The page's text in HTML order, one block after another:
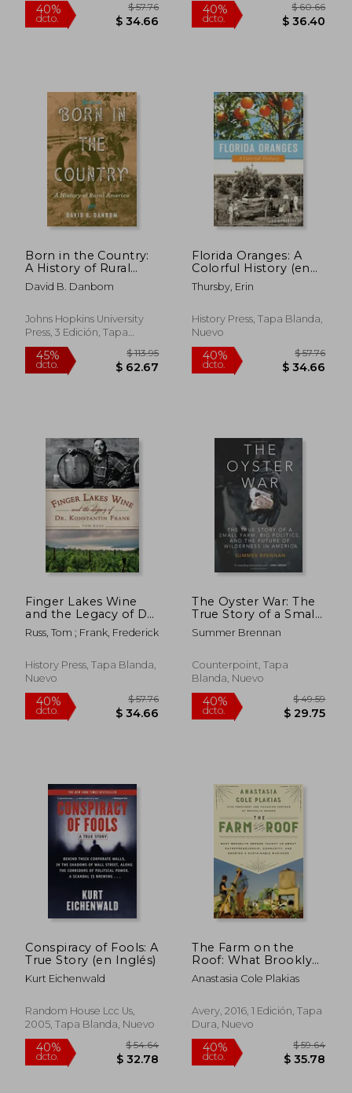
40%
dcto. $ 34.66
40%
dcto.
Born in the Country:
A History of Rural
America (Revisiting
Rural America) (en
David B. Danbom
Johns Hopkins University
Press, 3 Edición, Tapa
Blanda, Nuevo
45%
$ 62.67
Florida Oranges: A
Colorful History (en
Inglés)
Thursby, Erin
History Press, Tapa Blanda,
Nuevo
40%
dcto.
Finger Lakes Wine
and the Legacy of Dr.
Konstantin Frank (en
Inglés)
Russ, Tom ; Frank, Frederick
History Press, Tapa Blanda,
Nuevo
The Oyster War: The
True Story of a Small
Farm, Big Politics, and
the Future of
America
Summer Brennan
Counterpoint, Tapa
Blanda, Nuevo
Conspiracy of Fools: A
True Story (en Inglés)
Kurt Eichenwald
Random House Lcc Us,
2005, Tapa Blanda, Nuevo
The Farm on the
Roof: What Brooklyn
Grange Taught us
About
Community, and
Growing a
(en Inglés)
Anastasia Cole Plakias
Avery, 2016, 1 Edición, Tapa
Dura, Nuevo